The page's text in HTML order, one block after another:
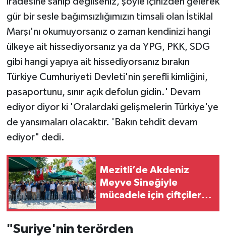
gür bir sesle bağımsızlığımızın timsali olan İstiklal
Marşı'nı okumuyorsanız o zaman kendinizi hangi
ülkeye ait hissediyorsanız ya da YPG, PKK, SDG
gibi hangi yapıya ait hissediyorsanız bırakın
Türkiye Cumhuriyeti Devleti'nin şerefli kimliğini,
pasaportunu, sınır açık defolun gidin.' Devam
ediyor diyor ki 'Oralardaki gelişmelerin Türkiye'ye
de yansımaları olacaktır. 'Bakın tehdit devam
ediyor" dedi.
Mezitli’de Akdeniz
Meyve Sineğiyle
mücadele için çiftçilere
"Suriye'nin terörden